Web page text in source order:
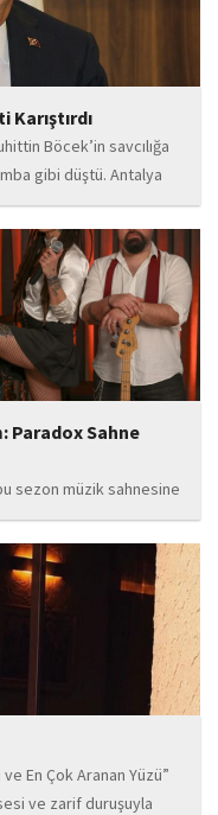
Böcek’in savcılığa
gibi düştü. Antalya
ifade verdiği
2024 yerel
Paradox Sahne
sezon müzik sahnesine
enerji kazanıyor. Güçlü
repertuarı ve
ve En Çok Aranan Yüzü”
ve zarif duruşuyla